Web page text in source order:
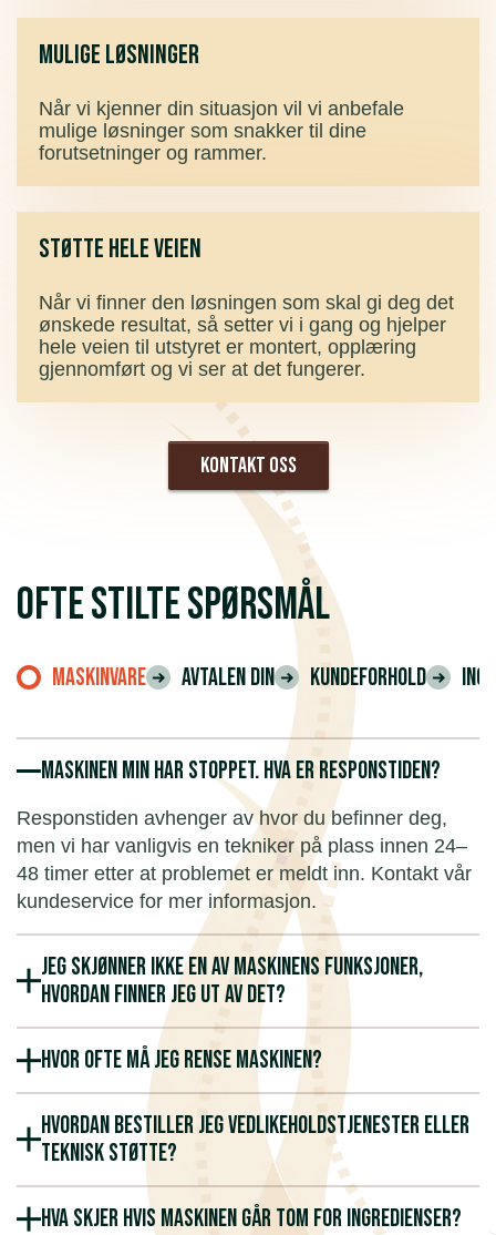
Mulige lø sninger
Når vi kjenner din situasjon vil vi anbefale
mulige løsninger som snakker til dine
forutsetninger og rammer.
Støtte hele veien
Når vi finner den løsningen som skal gi deg det
ønskede resultat, så setter vi i gang og hjelper
hele veien til utstyret er montert, opplæring
gjennomført og vi ser at det fungerer.
Kontakt oss
Ofte stilte spørsmål
Maskinvare Avtalen din Kundeforhold
Maskinen min har stoppet. Hva er responstiden?
Responstiden avhenger av hvor du befinner deg,
men vi har vanligvis en tekniker på plass innen 24–
48 timer etter at problemet er meldt inn. Kontakt vår
kundeservice for mer informasjon.
Jeg skjønner ikke en av maskinens funksjoner,
hvordan finner jeg ut av det?
Hvor ofte må jeg rense maskinen?
Hvordan bestiller jeg vedlikeholdstjenester eller
teknisk støtte?
Hva skjer hvis maskinen går tom for ingredienser?